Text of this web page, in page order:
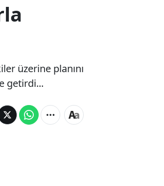
üzerine planını
getirdi...